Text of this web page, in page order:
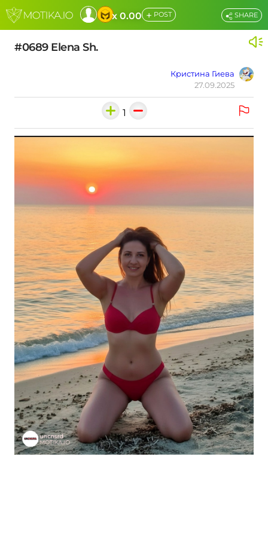
x 0.00 + POST
#0689 Elena Sh.
Кристина Гиева
27.09.2025
SHARE
1